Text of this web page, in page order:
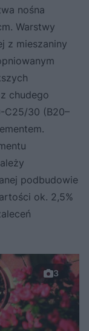
nośna
Warstwy
z mieszaniny
chudego
C25/30 (B20–
podbudowie
ok. 2,5%
3